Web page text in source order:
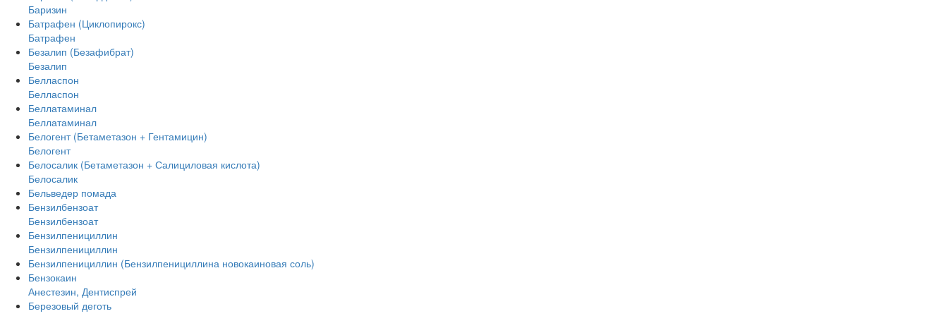
Баризин
Батрафен (Циклопирокс)
Батрафен
Безалип (Безафибрат)
Безалип
Белласпон
Белласпон
Беллатаминал
Беллатаминал
Белогент (Бетаметазон + Гентамицин)
Белогент
Белосалик (Бетаметазон + Салициловая кислота)
Белосалик
Бельведер помада
Бензилбензоат
Бензилбензоат
Бензилпенициллин
Бензилпенициллин
Бензилпенициллин (Бензилпенициллина новокаиновая соль)
Бензокаин
Анестезин, Дентиспрей
Березовый деготь